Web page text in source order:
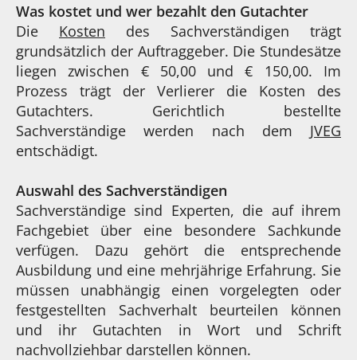
Was kostet und wer bezahlt den Gutachter
Die Kosten des Sachverständigen trägt
grundsätzlich der Auftraggeber. Die Stundesätze
liegen zwischen € 50,00 und € 150,00. Im
Prozess trägt der Verlierer die Kosten des
Gutachters. Gerichtlich bestellte
Sachverständige werden nach dem JVEG
entschädigt.
Auswahl des Sachverständigen
Sachverständige sind Experten, die auf ihrem
Fachgebiet über eine besondere Sachkunde
verfügen. Dazu gehört die entsprechende
Ausbildung und eine mehrjährige Erfahrung. Sie
müssen unabhängig einen vorgelegten oder
festgestellten Sachverhalt beurteilen können
und ihr Gutachten in Wort und Schrift
nachvollziehbar darstellen können.